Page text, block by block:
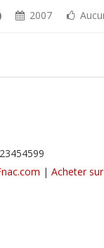
2007
| Acheter